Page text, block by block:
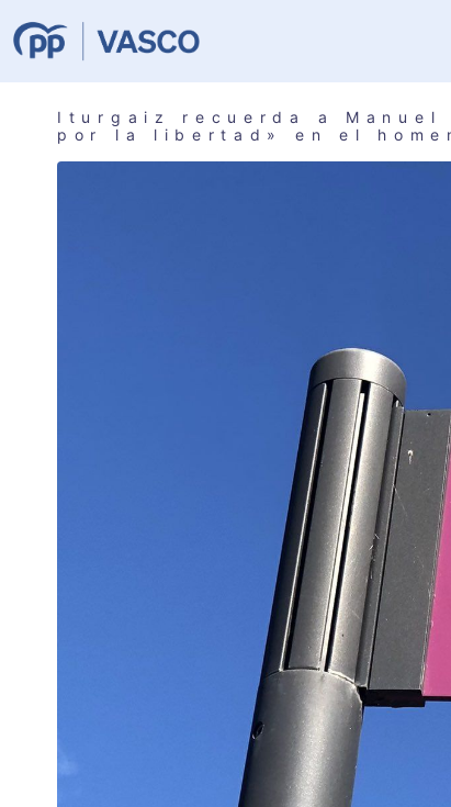
Iturgaiz recuerda a Manuel
por la libertad» en el